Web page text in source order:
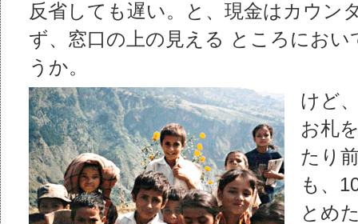
反省しても遅い。と、現金はカウン
ず、窓口の上の見える ところにお
うか。
けど
お札
たり
も、
とめ